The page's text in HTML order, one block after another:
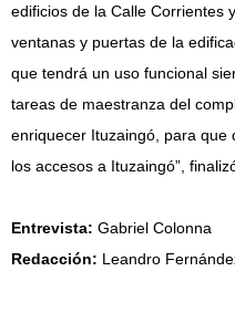
edificios de la Calle Corrientes
ventanas y puertas de la
que tendrá un uso funcional
tareas de maestranza del
enriquecer Ituzaingó, para que
los accesos a Ituzaingó”,
Entrevista: Gabriel Colonna
Redacción: Leandro